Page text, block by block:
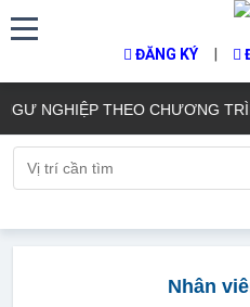
ĐĂNG KÝ |
NGHIỆP THEO CHƯƠNG
Nhân